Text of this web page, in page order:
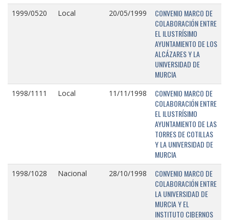
1999/0520 Local 20/05/1999
CONVENIO MARCO DE
COLABORACIÓN ENTRE
EL ILUSTRÍSIMO
AYUNTAMIENTO DE LOS
ALCÁZARES Y LA
UNIVERSIDAD DE
MURCIA
1998/1111 Local 11/11/1998
CONVENIO MARCO DE
COLABORACIÓN ENTRE
EL ILUSTRÍSIMO
AYUNTAMIENTO DE LAS
TORRES DE COTILLAS
Y LA UNIVERSIDAD DE
MURCIA
1998/1028 Nacional 28/10/1998
CONVENIO MARCO DE
COLABORACIÓN ENTRE
LA UNIVERSIDAD DE
MURCIA Y EL
INSTITUTO CIBERNOS